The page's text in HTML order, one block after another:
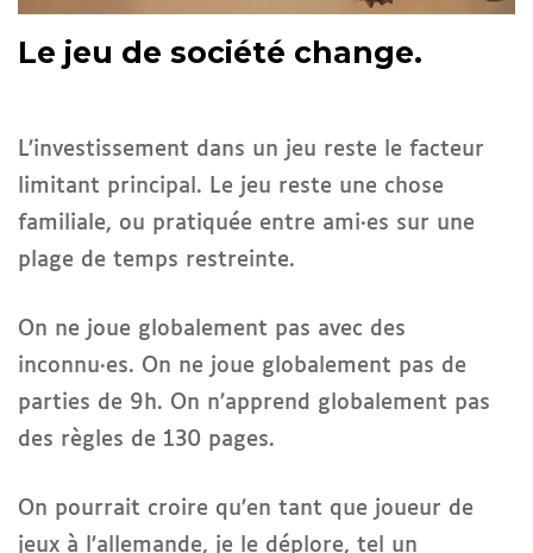
Le jeu de société change.
L’investissement dans un jeu reste le facteur
limitant principal. Le jeu reste une chose
familiale, ou pratiquée entre ami·es sur une
plage de temps restreinte.
On ne joue globalement pas avec des
inconnu·es. On ne joue globalement pas de
parties de 9h. On n’apprend globalement pas
des règles de 130 pages.
On pourrait croire qu’en tant que joueur de
jeux à l’allemande, je le déplore, tel un